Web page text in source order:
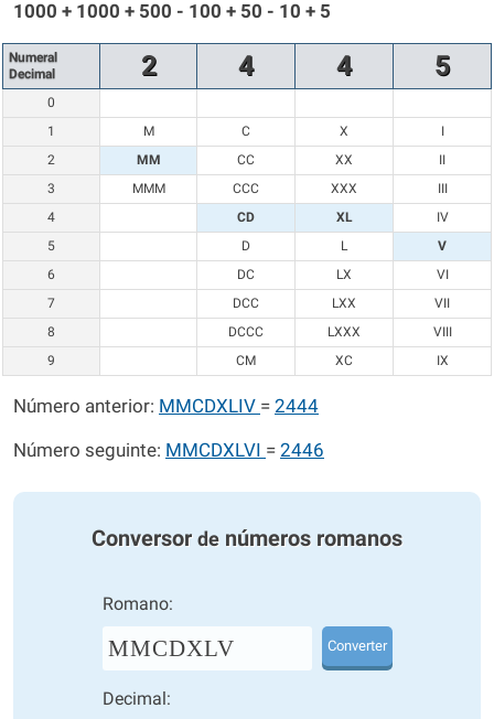
1000 + 1000 + 500 - 100 + 50 - 10 + 5
Numeral
Decimal
2 4 4 5
0
1
M C X
I
2
MM CC XX
II
3
MMM CCC XXX
III
4
CD XL
IV
5
D L
V
6
DC LX
VI
7
DCC LXX
VII
8
DCCC LXXX
VIII
9
CM XC IX
Número anterior: MMCDXLIV = 2444
Número seguinte: MMCDXLVI = 2446
Conversor de números romanos
Romano:
MMCDXLV Converter
Decimal: